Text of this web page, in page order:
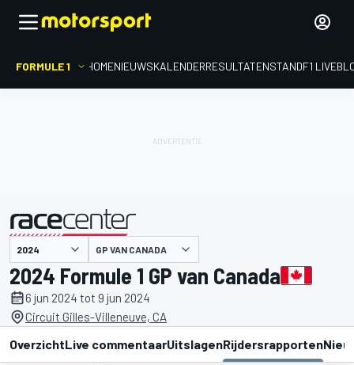
FORMULE 1 HOMENIEUWSKALENDERRESULTATENSTANDF1
gepresenteerd door GP VAN CANADA
2024 Formule 1 GP van Canada
6 jun 2024 tot 9 jun 2024
Circuit Gilles-Villeneuve, CA
OverzichtLive commentaarUitslagenRijdersrapporten